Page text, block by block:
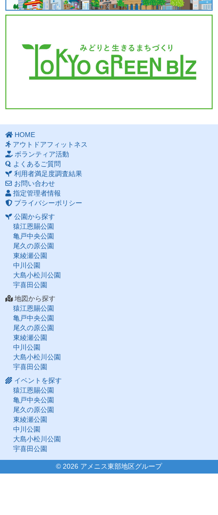
HOME
アウトドアフィットネス
ボランティア活動
よくあるご質問
利用者満足度調査結果
お問い合わせ
指定管理者情報
プライバシーポリシー
公園から探す
猿江恩賜公園
亀戸中央公園
尾久の原公園
東綾瀬公園
中川公園
大島小松川公園
宇喜田公園
地図から探す
猿江恩賜公園
亀戸中央公園
尾久の原公園
東綾瀬公園
中川公園
大島小松川公園
宇喜田公園
イベントを探す
猿江恩賜公園
亀戸中央公園
尾久の原公園
東綾瀬公園
中川公園
大島小松川公園
宇喜田公園
© 2026 アメニス東部地区グループ